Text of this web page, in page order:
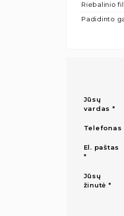
Riebalinio
Padidinto
Jūsų
vardas
Telefonas
El. paštas
Jūsų
žinutė